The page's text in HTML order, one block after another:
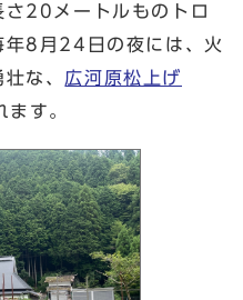
20メートルものトロ
年8月24日の夜には、火
な、 広河原松上げ
ます。